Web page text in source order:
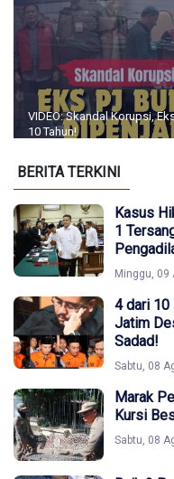
VIDEO: Skandal Korupsi,
10 Tahun!
BERITA TERKINI
Kasus
1
Minggu, 09
4 dari 10
Jatim
Sadad!
Sabtu, 08
Marak
Kursi
Sabtu, 08